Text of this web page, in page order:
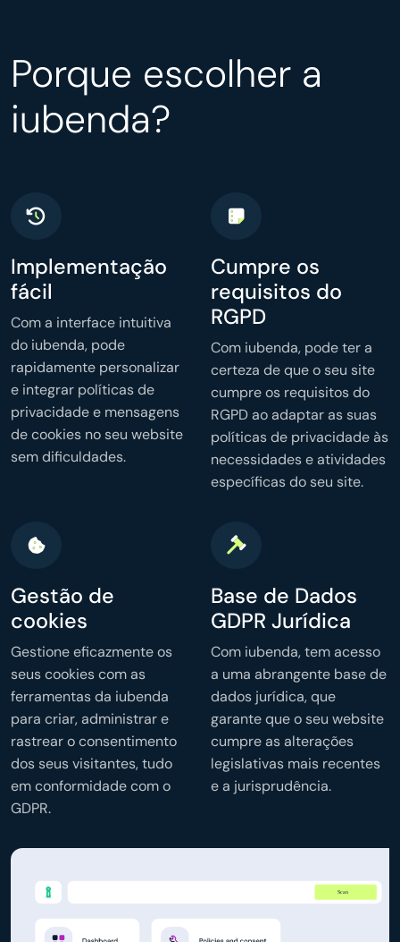
Porque escolher a
iubenda?
Implementação
fácil
Com a interface intuitiva
do iubenda, pode
rapidamente personalizar
e integrar políticas de
privacidade e mensagens
de cookies no seu website
sem dificuldades.
Cumpre os
requisitos do
RGPD
Com iubenda, pode ter a
certeza de que o seu site
cumpre os requisitos do
RGPD ao adaptar as suas
políticas de privacidade às
necessidades e atividades
específicas do seu site.
Gestão de
cookies
Gestione eficazmente os
seus cookies com as
ferramentas da iubenda
para criar, administrar e
rastrear o consentimento
dos seus visitantes, tudo
em conformidade com o
GDPR.
Base de Dados
GDPR Jurídica
Com iubenda, tem acesso
a uma abrangente base de
dados jurídica, que
garante que o seu website
cumpre as alterações
legislativas mais recentes
e a jurisprudência.